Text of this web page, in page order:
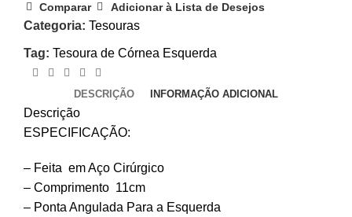
Comparar Adicionar à Lista de Desejos
Categoria: Tesouras
Tag: Tesoura de Córnea Esquerda
DESCRIÇÃO INFORMAÇÃO ADICIONAL
Descrição
ESPECIFICAÇÃO:
– Feita em Aço Cirúrgico
– Comprimento 11cm
– Ponta Angulada Para a Esquerda